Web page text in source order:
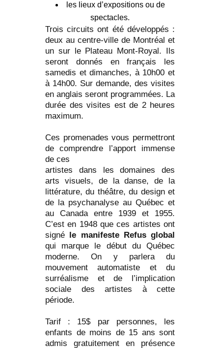
les lieux d’expositions ou de
spectacles.
Trois circuits ont été développés :
deux au centre-ville de Montréal et
un sur le Plateau Mont-Royal. Ils
seront donnés en français les
samedis et dimanches, à 10h00 et
à 14h00. Sur demande, des visites
en anglais seront programmées. La
durée des visites est de 2 heures
maximum.
Ces promenades vous permettront
de comprendre l’apport immense
de ces
artistes dans les domaines des
arts visuels, de la danse, de la
littérature, du théâtre, du design et
de la psychanalyse au Québec et
au Canada entre 1939 et 1955.
C’est en 1948 que ces artistes ont
signé le manifeste Refus global
qui marque le début du Québec
moderne. On y parlera du
mouvement automatiste et du
surréalisme et de l’implication
sociale des artistes à cette
période.
Tarif : 15$ par personnes, les
enfants de moins de 15 ans sont
admis gratuitement en présence